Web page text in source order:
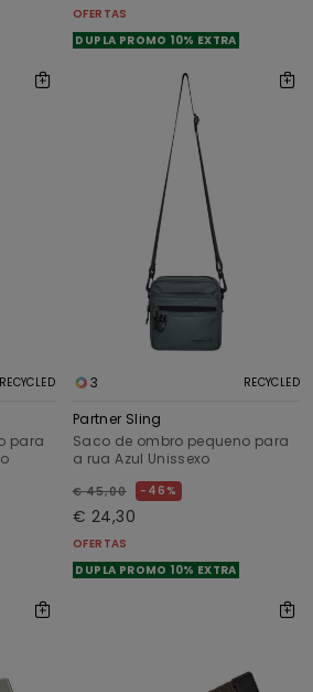
OFERTAS
DUPLA PROMO 10% EXTRA
RECYCLED
para
3 RECYCLED
Partner Sling
Saco de ombro pequeno para
a rua Azul Unissexo
€ 45,00 46%
€ 24,30
OFERTAS
DUPLA PROMO 10% EXTRA